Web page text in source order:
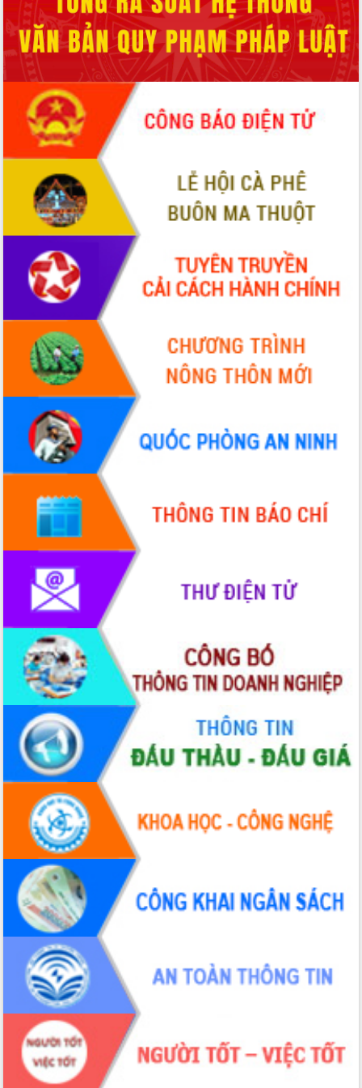
du khách thông qua Hệ thống cơ sở dữ
liệu và Bản đồ số
Tập huấn ứng dụng trí tuệ nhân tạo (AI)
trong thương mại điện tử năm 2026
Đoàn đại biểu Quốc hội tỉnh Đắk Lắk
trao đổi thông tin trước Kỳ họp thứ
nhất, Quốc hội khóa XVI
Quyết liệt cải cách hành chính, khơi
thông nguồn lực phát triển
Nâng cao hiệu lực, hiệu quả HĐND
tỉnh thông qua hiện đại hóa hành chính
Xã Ea Phê gắn cải cách hành chính với
chuyển đổi số
Phó Chủ tịch Thường trực UBND tỉnh
Hồ Thị Nguyên Thảo làm việc tại Trung
tâm Phục vụ hành chính công xã Ea
Phê
Xây dựng nền hành chính số đồng
hành cùng nông dân dân, doanh nghiệp
Giai đoạn 2026-2030, Đắk Lắk phấn
đấu có 77% xã đạt chuẩn nông thôn
Chuyển đổi số 'mở đường' cho nông
nghiệp Đắk Lắk tăng trưởng bứt phá
Triển khai đồng bộ đo đạc, lập hồ sơ
địa chính, hoàn thiện cơ sở dữ liệu đất
đai
Ứng dụng sinh trắc học - Bước tiến
trong hành trình chuyển đổi số tại Đắk
Đắk Lắk nâng cao hiệu quả công tác
Đảng từ Sổ tay đảng viên điện tử
Đắk Lắk đẩy mạnh nuôi biển công
nghệ, hướng tới phát triển thủy sản
bền vững
Tập huấn nâng cao năng lực triển khai
chuyển đổi số cho cán bộ, công chức
cấp xã
Đắk Lắk phát động hưởng ứng Ngày
Quyền của người tiêu dùng Việt Nam
2026
Đẩy mạnh cải cách hành chính, quyết
tâm đạt được mục tiêu tăng trưởng
hai con số trong năm 2026
Tổ chức trang trọng Lễ hội Đền thờ
Lương Văn Chánh năm 2026
Phó Bí thư Tỉnh ủy Đắk Lắk Đỗ Hữu
Huy giữ chức Bí thư Đảng ủy Ủy Ban
Nhân dân tỉnh
Bệnh án điện tử thúc đẩy chuyển đổi
số y tế tại Đắk Lắk
Chuyển đổi số thư viện: Mở rộng
không gian tri thức trong thời đại số
Đánh giá, rút kinh nghiệm công tác tổ
chức diễn tập trước ngày bầu cử
Chương trình “Gặp gỡ hữu nghị –
Friendship Meeting New Year 2026”
Bầu cử Quốc hội và HĐND: Cử tri Đắk
Lắk gửi gắm niềm tin, kỳ vọng vào lá
phiếu
Đắk Lắk sẵn sàng các điều kiện cho